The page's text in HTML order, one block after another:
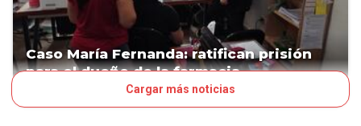
Caso María Fernanda: ratifican prisión
para el dueño de la farmacia
Cargar más noticias